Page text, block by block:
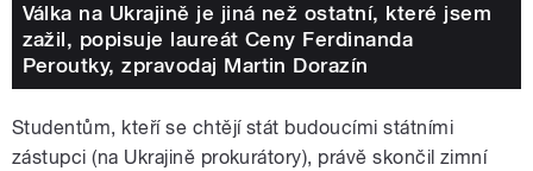
Válka na Ukrajině je jiná než ostatní, které jsem
zažil, popisuje laureát Ceny Ferdinanda
Peroutky, zpravodaj Martin Dorazín
Studentům, kteří se chtějí stát budoucími státními
zástupci (na Ukrajině prokurátory), právě skončil zimní